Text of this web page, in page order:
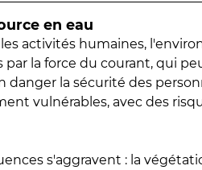
en eau
activités humaines,
la force du courant, qui
la sécurité des
vulnérables, avec des
s'aggravent : la